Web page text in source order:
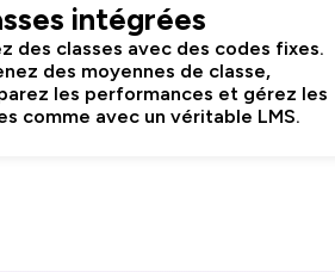
intégrées
des classes avec des codes fixes.
des moyennes de classe,
les performances et gérez les
comme avec un véritable LMS.